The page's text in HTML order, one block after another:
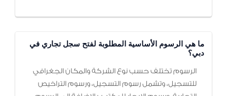
ما هي الرسوم الأساسية المطلوبة لفتح سجل تجاري في
دبي؟
الرسوم تختلف حسب نوع الشركة والمكان الجغرافي
للتسجيل، وتشمل رسوم التسجيل، ورسوم التراخيص